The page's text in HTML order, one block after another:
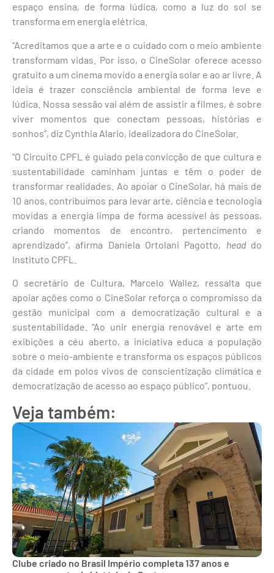
espaço ensina, de forma lúdica, como a luz do sol se
transforma em energia elétrica.
“Acreditamos que a arte e o cuidado com o meio ambiente
transformam vidas. Por isso, o CineSolar oferece acesso
gratuito a um cinema movido a energia solar e ao ar livre. A
ideia é trazer consciência ambiental de forma leve e
lúdica. Nossa sessão vai além de assistir a filmes, é sobre
viver momentos que conectam pessoas, histórias e
sonhos”, diz Cynthia Alario, idealizadora do CineSolar.
“O Circuito CPFL é guiado pela convicção de que cultura e
sustentabilidade caminham juntas e têm o poder de
transformar realidades. Ao apoiar o CineSolar, há mais de
10 anos, contribuímos para levar arte, ciência e tecnologia
movidas a energia limpa de forma acessível às pessoas,
criando momentos de encontro, pertencimento e
aprendizado”, afirma Daniela Ortolani Pagotto, headdo
Instituto CPFL.
O secretário de Cultura, Marcelo Wallez, ressalta que
apoiar ações como o CineSolar reforça o compromisso da
gestão municipal com a democratização cultural e a
sustentabilidade. “Ao unir energia renovável e arte em
exibições a céu aberto, a iniciativa educa a população
sobre o meio-ambiente e transforma os espaços públicos
da cidade em polos vivos de conscientização climática e
democratização de acesso ao espaço público”, pontuou.
Veja também:
Clube criado no Brasil Império completa 137 anos e